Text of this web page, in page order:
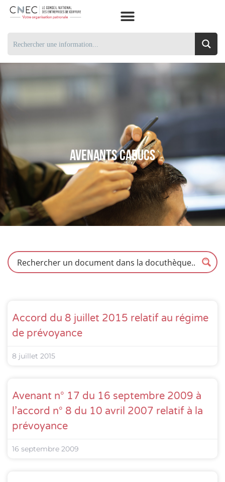
Avenants Caducs
Accord du 8 juillet 2015 relatif au régime
de prévoyance
8 juillet 2015
Avenant n° 17 du 16 septembre 2009 à
l’accord n° 8 du 10 avril 2007 relatif à la
prévoyance
16 septembre 2009